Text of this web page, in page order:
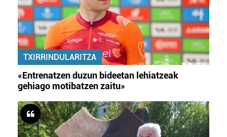
TXIRRINDULARITZA
«Entrenatzen duzun bideetan lehiatzeak
gehiago motibatzen zaitu»